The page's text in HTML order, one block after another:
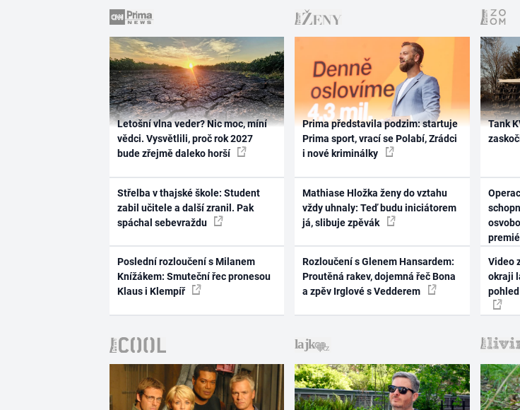
Letošní vlna veder? Nic moc, míní
vědci. Vysvětlili, proč rok 2027
bude zřejmě daleko horší
Střelba v thajské škole: Student
zabil učitele a další zranil. Pak
spáchal sebevraždu
Poslední rozloučení s Milanem
Knížákem: Smuteční řec pronesou
Klaus i Klempíř
Prima představila podzim: startuje
Prima sport, vrací se Polabí, Zrádci
i nové kriminálky
Mathiase Hložka ženy do vztahu
vždy uhnaly: Teď budu iniciátorem
já, slibuje zpěvák
Rozloučení s Glenem Hansardem:
Proutěná rakev, dojemná řeč Bona
a zpěv Irglové s Vedderem
Tank
Video
okraji